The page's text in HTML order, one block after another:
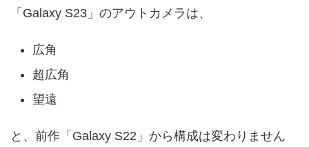
「Galaxy S23」のアウトカメラは、
広角
超広角
望遠
と、前作「Galaxy S22」から構成は変わりません